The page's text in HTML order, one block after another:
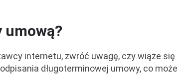
umową?
internetu, zwróć uwagę, czy wiąże się
długoterminowej umowy, co może